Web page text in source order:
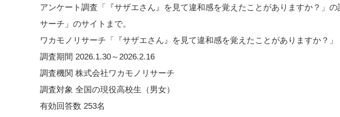
アンケート調査「『サザエさん』を見て違和感を覚えたことがありますか？」
サーチ」のサイトまで。
ワカモノリサーチ「『サザエさん』を見て違和感を覚えたことがありますか？」
調査期間 2026.1.30～2026.2.16
調査機関 株式会社ワカモノリサーチ
調査対象 全国の現役高校生（男女）
有効回答数 253名